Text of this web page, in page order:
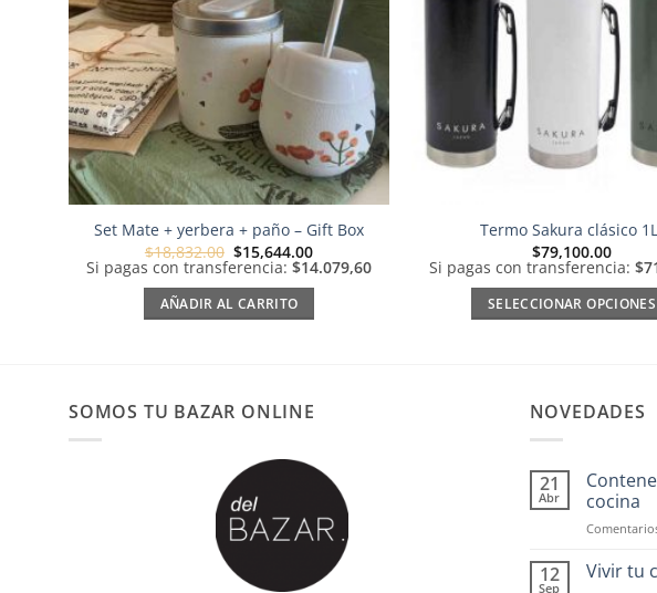
Set Mate + yerbera + paño – Gift Box
$18,832.00 El
precio
era:
$18,832.00.
$15,644.00El
precio
actual
Si pagas con transferencia: $14.079,60
AÑADIR AL CARRITO
Termo Sakura clásico
$79,100.00
Si pagas con transferencia:
SELECCIONAR OPCIONES
múltiples
opciones
pueden
elegir
SOMOS TU BAZAR ONLINE NOVEDADES
21
Abr
cocina
12
Sep
Vivir tu